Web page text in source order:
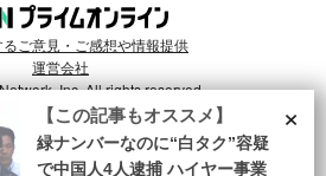
ご意見・ご感想や情報提供
運営会社
Inc. All rights reserved.
興味・関⼼に合致したコンテンツや広告配信を提供する
。詳細は、プライバシーポリシー をご確認ください。×
【この記事もオススメ】
緑ナンバーなのに“白タク”容疑
で中国人4人逮捕 ハイヤー事業